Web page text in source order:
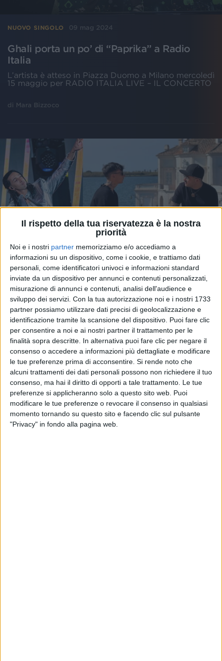
Il rispetto della tua riservatezza è la nostra
priorità
Noi e i nostri partner memorizziamo e/o accediamo a
informazioni su un dispositivo, come i cookie, e trattiamo dati
personali, come identificatori univoci e informazioni standard
inviate da un dispositivo per annunci e contenuti personalizzati,
misurazione di annunci e contenuti, analisi dell'audience e
sviluppo dei servizi. Con la tua autorizzazione noi e i nostri 1733
partner possiamo utilizzare dati precisi di geolocalizzazione e
identificazione tramite la scansione del dispositivo. Puoi fare clic
per consentire a noi e ai nostri partner il trattamento per le
finalità sopra descritte. In alternativa puoi fare clic per negare il
consenso o accedere a informazioni più dettagliate e modificare
le tue preferenze prima di acconsentire. Si rende noto che
alcuni trattamenti dei dati personali possono non richiedere il tuo
consenso, ma hai il diritto di opporti a tale trattamento. Le tue
preferenze si applicheranno solo a questo sito web. Puoi
modificare le tue preferenze o revocare il consenso in qualsiasi
momento tornando su questo sito e facendo clic sul pulsante
"Privacy" in fondo alla pagina web.
NUOVO SINGOLO 09 mag 2024
Ghali porta un po’ di “Paprika” a Radio
Italia
L’artista è atteso in Piazza Duomo a Milano mercoledì
15 maggio per RADIO ITALIA LIVE – IL CONCERTO
di Mara Bizzoco
SUCCESSI DA PRIMO POSTO 20 apr 2024
Ghali e la coppia Geolier-Ultimo: ecco i re
delle classifiche della settimana
“Casa mia” è, dopo Sanremo, il brano più trasmesso;
“L’ultima poesia”, invece, conquista la graduatoria
delle vendite negli ultimi 7 giorni. Ritroveremo Ghali,
Geolier e Ultimo anche a RADIO ITALIA LIVE – IL
CONCERTO a Milano